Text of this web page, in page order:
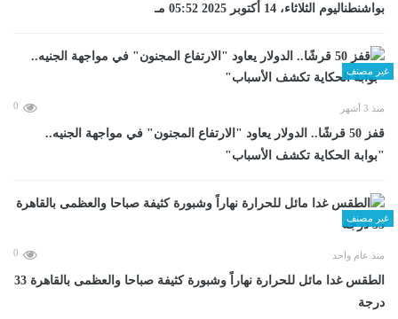
بواشنطناليوم الثلاثاء، 14 أكتوبر 2025 05:52 مـ
غير مصنف
منذ 3 أشهر 0
قفز 50 قرشًا.. الدولار يعاود "الارتفاع المجنون" في مواجهة الجنيه..
"بوابة الحكاية تكشف الأسباب"
غير مصنف
منذ عام واحد 0
الطقس غدا مائل للحرارة نهاراً وشبورة كثيفة صباحا والعظمى بالقاهرة 33
درجة